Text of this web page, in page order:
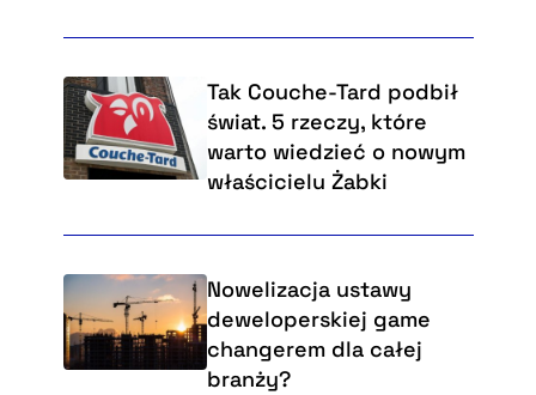
Tak Couche-Tard podbił
świat. 5 rzeczy, które
warto wiedzieć o nowym
właścicielu Żabki
Nowelizacja ustawy
deweloperskiej game
changerem dla całej
branży?